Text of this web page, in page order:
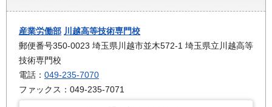
産業労働部 川越高等技術専門校
郵便番号350-0023 埼玉県川越市並木572-1 埼玉県立川越高等
技術専門校
電話： 049-235-7070
ファックス：049-235-7071